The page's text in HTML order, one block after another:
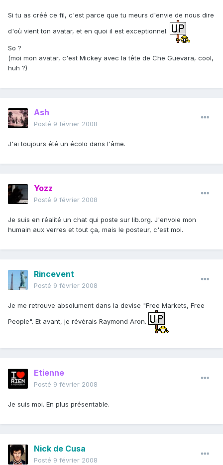
Si tu as créé ce fil, c'est parce que tu meurs d'envie de nous dire
d'où vient ton avatar, et en quoi il est exceptionnel.
So ?
(moi mon avatar, c'est Mickey avec la tête de Che Guevara, cool,
huh ?)
Ash
Posté 9 février 2008
J'ai toujours été un écolo dans l'âme.
Yozz
Posté 9 février 2008
Je suis en réalité un chat qui poste sur lib.org. J'envoie mon
humain aux verres et tout ça, mais le posteur, c'est moi.
Rincevent
Posté 9 février 2008
Je me retrouve absolument dans la devise "Free Markets, Free
People". Et avant, je révérais Raymond Aron.
Etienne
Posté 9 février 2008
Je suis moi. En plus présentable.
Nick de Cusa
Posté 9 février 2008